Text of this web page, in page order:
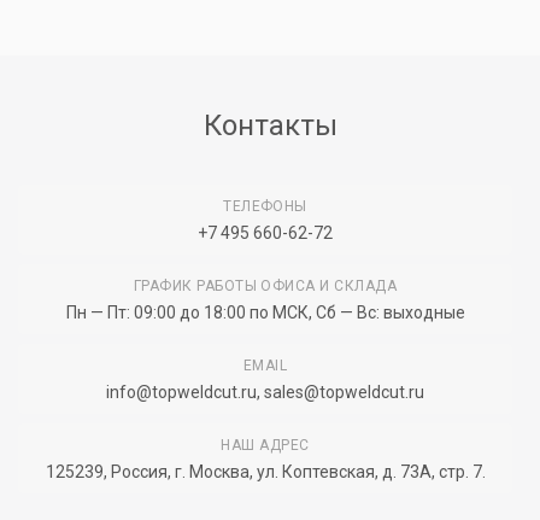
Контакты
ТЕЛЕФОНЫ
+7 495 660-62-72
ГРАФИК РАБОТЫ ОФИСА И СКЛАДА
Пн — Пт: 09:00 до 18:00 по МСК, Сб — Вс: выходные
EMAIL
info@topweldcut.ru, sales@topweldcut.ru
НАШ АДРЕС
125239, Россия, г. Москва, ул. Коптевская, д. 73А, стр. 7.